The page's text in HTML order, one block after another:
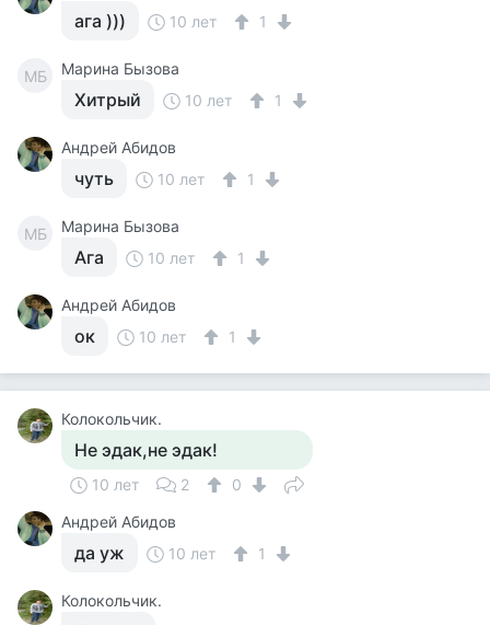
ага ))) 10 лет 1
МБ Марина Бызова
Хитрый 10 лет 1
Андрей Абидов
чуть 10 лет 1
МБ Марина Бызова
Ага 10 лет 1
Андрей Абидов
ок 10 лет 1
Колокольчик.
Не эдак,не эдак!
10 лет 2
0
Андрей Абидов
да уж 10 лет 1
Колокольчик.